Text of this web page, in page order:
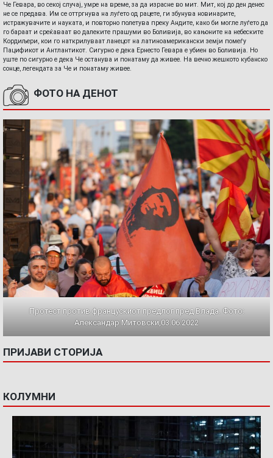
Че Гевара, во секој случај, умре на време, за да израсне во мит. Мит, кој до ден денес
не се предава. Им се оттргнува на луѓето од рацете, ги збунува новинарите,
истражувачите и науката, и повторно полетува преку Андите, како би могле луѓето да
го бараат и среќаваат во далеките прашуми во Боливија, во кањоните на небеските
Кордиљери, кои го наткрилуваат ланецот на латиноамерикански земји помеѓу
Пацификот и Антлантикот. Сигурно е дека Ернесто Гевара е убиен во Боливија. Но
уште по сигурно е дека Че останува и понатаму да живее. На вечно жешкото кубанско
сонце, легендата за Че и понатаму живее.
ФОТО НА ДЕНОТ
Протест против францускиот предлог пред Влада. Фото:
Александар Митовски,03.06.2022
ПРИЈАВИ СТОРИЈА
КОЛУМНИ